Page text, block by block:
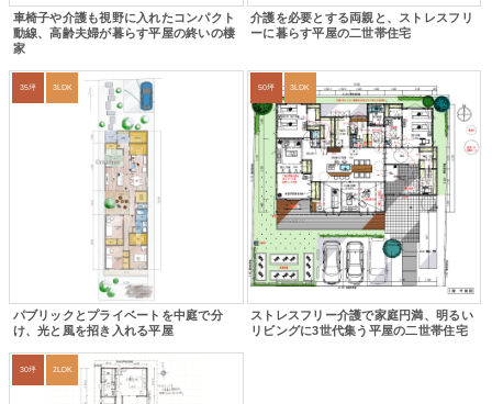
車椅子や介護も視野に入れたコンパクト
動線、高齢夫婦が暮らす平屋の終いの棲
家
介護を必要とする両親と、ストレスフリ
ーに暮らす平屋の二世帯住宅
35坪 3LDK
パブリックとプライベートを中庭で分
け、光と風を招き入れる平屋
50坪 3LDK
ストレスフリー介護で家庭円満、明るい
リビングに3世代集う平屋の二世帯住宅
30坪 2LDK